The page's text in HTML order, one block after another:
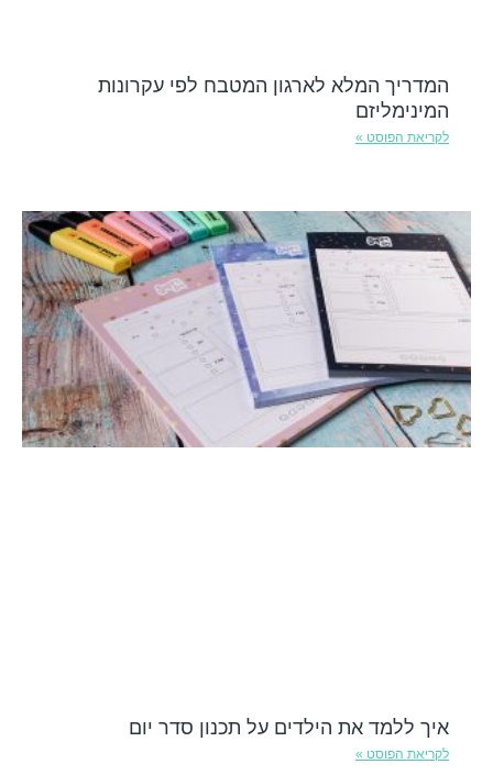
המדריך המלא לארגון המטבח לפי עקרונות
המינימליזם
לקריאת הפוסט »
איך ללמד את הילדים על תכנון סדר יום
לקריאת הפוסט »